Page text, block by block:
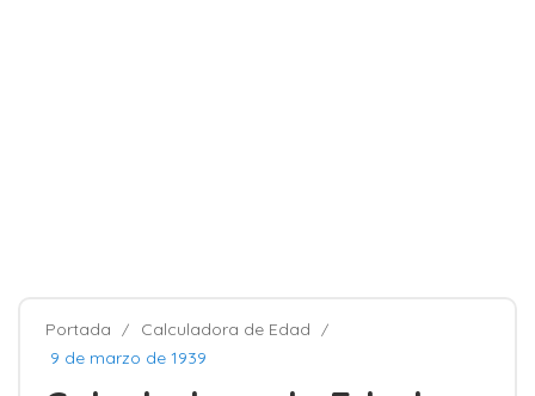
Portada
Calculadora de Edad
9 de marzo de 1939